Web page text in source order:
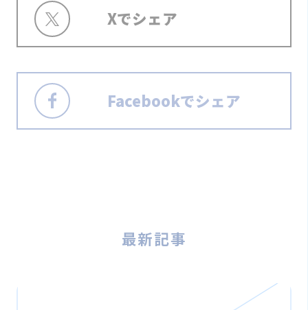
Xでシェア
Facebookでシェア
最新記事